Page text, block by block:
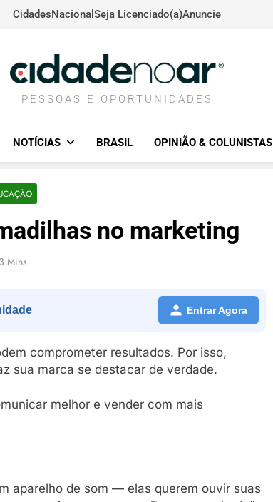
CidadesNacional Seja Licenciado(a)Anuncie
CIDADENOAR.COM
PESSOAS E OPORTUNIDADES
NOTÍCIAS BRASIL OPINIÃO & COLUNISTAS
no marketing
3 Mins
Entrar Agora
comprometer resultados. Por isso,
sua marca se destacar de verdade.
melhor e vender com mais
aparelho de som — elas querem ouvir suas